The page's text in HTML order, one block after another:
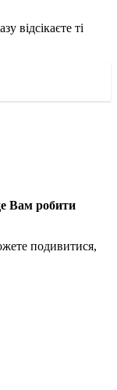
відсікаєте ті
Вам робити
подивитися,